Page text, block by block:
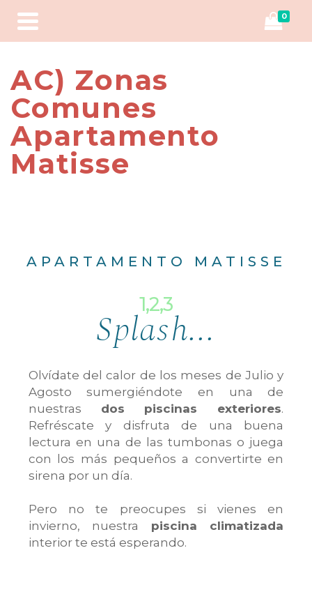
0
AC) Zonas
Comunes
Apartamento
Matisse
APARTAMENTO MATISSE
1,2,3
Splash...
Olvídate del calor de los meses de Julio y
Agosto sumergiéndote en una de
nuestras dos piscinas exteriores.
Refréscate y disfruta de una buena
lectura en una de las tumbonas o juega
con los más pequeños a convertirte en
sirena por un día.
Pero no te preocupes si vienes en
invierno, nuestra piscina climatizada
interior te está esperando.